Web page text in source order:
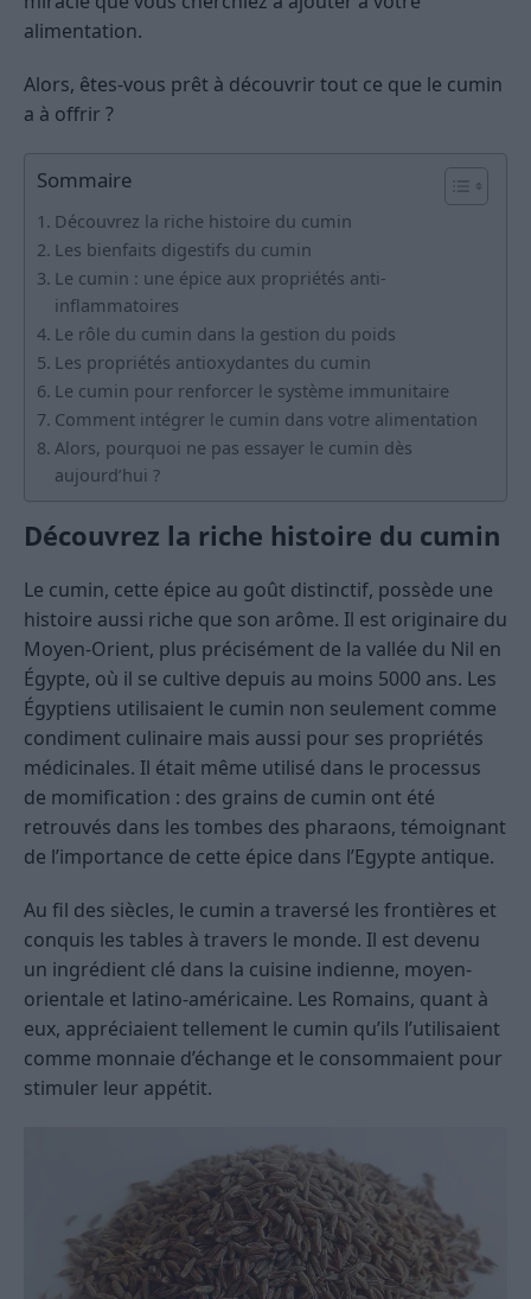
alimentation.
Alors, êtes-vous prêt à découvrir tout ce que le cumin
a à offrir ?
Sommaire
Découvrez la riche histoire du cumin
Les bienfaits digestifs du cumin
Le cumin : une épice aux propriétés anti-
inflammatoires
Le rôle du cumin dans la gestion du poids
Les propriétés antioxydantes du cumin
Le cumin pour renforcer le système immunitaire
Comment intégrer le cumin dans votre alimentation
Alors, pourquoi ne pas essayer le cumin dès
aujourd’hui ?
Découvrez la riche histoire du cumin
Le cumin, cette épice au goût distinctif, possède une
histoire aussi riche que son arôme. Il est originaire du
Moyen-Orient, plus précisément de la vallée du Nil en
Égypte, où il se cultive depuis au moins 5000 ans. Les
Égyptiens utilisaient le cumin non seulement comme
condiment culinaire mais aussi pour ses propriétés
médicinales. Il était même utilisé dans le processus
de momification : des grains de cumin ont été
retrouvés dans les tombes des pharaons, témoignant
de l’importance de cette épice dans l’Egypte antique.
Au fil des siècles, le cumin a traversé les frontières et
conquis les tables à travers le monde. Il est devenu
un ingrédient clé dans la cuisine indienne, moyen-
orientale et latino-américaine. Les Romains, quant à
eux, appréciaient tellement le cumin qu’ils l’utilisaient
comme monnaie d’échange et le consommaient pour
stimuler leur appétit.